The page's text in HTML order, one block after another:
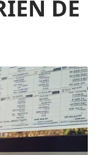
DE